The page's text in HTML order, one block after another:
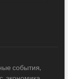
события,